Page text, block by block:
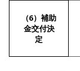
（6）補助
金交付決
定